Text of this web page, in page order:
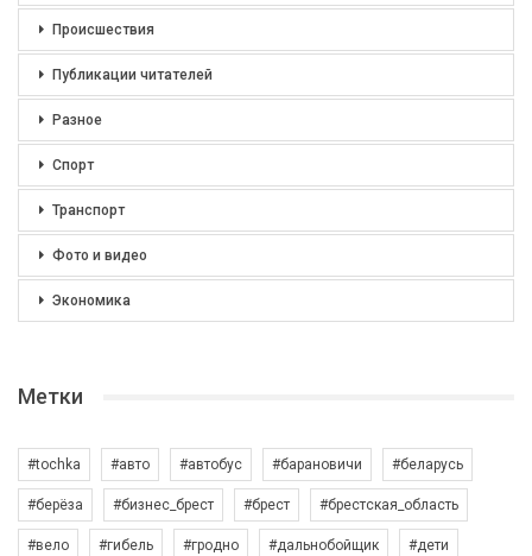
Происшествия
Публикации читателей
Разное
Спорт
Транспорт
Фото и видео
Экономика
Метки
#tochka #авто #автобус #барановичи #беларусь
#берёза #бизнес_брест #брест #брестская_область
#вело #гибель #гродно #дальнобойщик #дети